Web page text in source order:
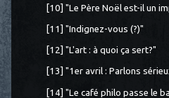
[10] "Le Père Noël est-il un
[11] "Indignez-vous (?)"
[12] "L'art : à quoi ça sert?"
[13] "1er avril : Parlons
[14] "Le café philo passe le